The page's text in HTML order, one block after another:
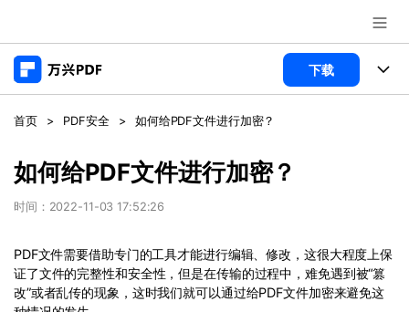
推荐产品
政企服务
新闻中心
关于万兴
加入我们
帮助中心
下载
产品
桌面端
万兴PDF Windows版
移动端
功能
PDF新功能
PDF合并工具
商业合作
学校&教育
企业采购
帮助中心
产品支持
首页 > PDF安全 > 如何给PDF文件进行加密？
如何给PDF文件进行加密？
时间：2022-11-03 17:52:26
PDF文件需要借助专门的工具才能进行编辑、修改，这很大程度上保
证了文件的完整性和安全性，但是在传输的过程中，难免遇到被“篡
改”或者乱传的现象，这时我们就可以通过给PDF文件加密来避免这